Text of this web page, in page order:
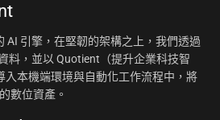
AI 引擎，在堅韌的架構之上，我們透過
料，並以 Quotient（提升企業科技智
入本機端環境與自動化工作流程中，將
數位資產。